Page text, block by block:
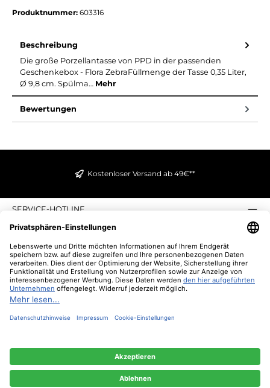
Produktnummer: 603316
Beschreibung
Die große Porzellantasse von PPD in der passenden
Geschenkebox - Flora ZebraFüllmenge der Tasse 0,35 Liter,
Ø 9,8 cm. Spülma… Mehr
Bewertungen
Kostenloser Versand ab 49€**
SERVICE-HOTLINE
INFORMATIONEN
ZAHLUNGS- UND VERSANDARTEN
ÜBER UNS
UNSERE VORTEILE
UNSERE COMMUNITIES
* Alle Preise inkl. gesetzl. Mehrwertsteuer zzgl.